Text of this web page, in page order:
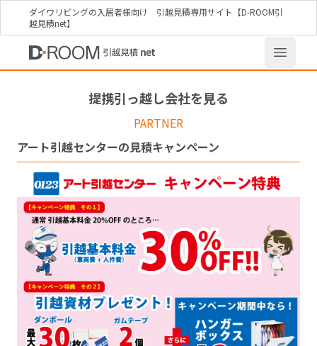
ダイワリビングの入居者様向け 引越見積専用サイト【D-ROOM引
越見積net】
提携引っ越し会社を見る
PARTNER
アート引越センターの見積キャンペーン